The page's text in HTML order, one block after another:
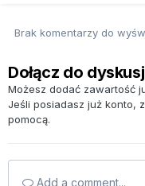
Brak komentarzy do
Dołącz do
Możesz dodać zawartość
Jeśli posiadasz już konto,
pomocą.
Add a comment...